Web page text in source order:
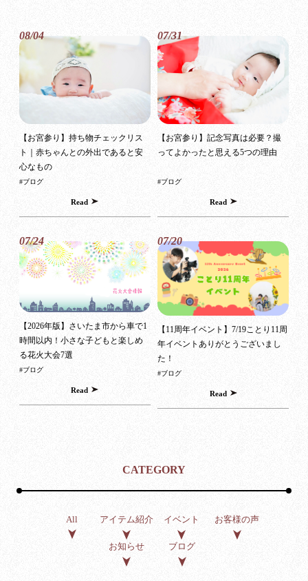
08/04
【お宮参り】持ち物チェックリス
ト｜赤ちゃんとの外出であると安
心なもの
#ブログ
Read
07/31
【お宮参り】記念写真は必要？撮
ってよかったと思える5つの理由
#ブログ
Read
07/24
【2026年版】さいたま市から車で1
時間以内！小さな子どもと楽しめ
る花火大会7選
#ブログ
Read
07/20
【11周年イベント】7/19ことり11周
年イベントありがとうございまし
た！
#ブログ
Read
CATEGORY
All アイテム紹介 イベント お客様の声
お知らせ ブログ